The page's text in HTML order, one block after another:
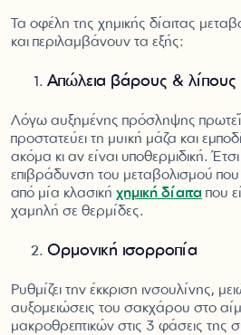
Τα οφέλη της χημικής δίαιτας
και περιλαμβάνουν τα εξής:
Απώλεια βάρους & λίπους
Λόγω αυξημένης πρόσληψης
προστατεύει τη μυϊκή μάζα και
ακόμα κι αν είναι υποθερμιδική.
επιβράδυνση του μεταβολισμού που
από μία κλασική χημική δίαιτα που
χαμηλή σε θερμίδες.
Ορμονική ισορροπία
Ρυθμίζει την έκκριση ινσουλίνης,
αυξομειώσεις του σακχάρου στο
μακροθρεπτικών στις 3 φάσεις της